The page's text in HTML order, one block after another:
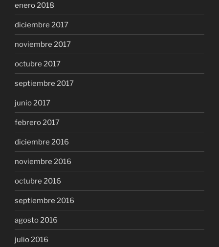
enero 2018
diciembre 2017
noviembre 2017
octubre 2017
septiembre 2017
junio 2017
febrero 2017
diciembre 2016
noviembre 2016
octubre 2016
septiembre 2016
agosto 2016
julio 2016